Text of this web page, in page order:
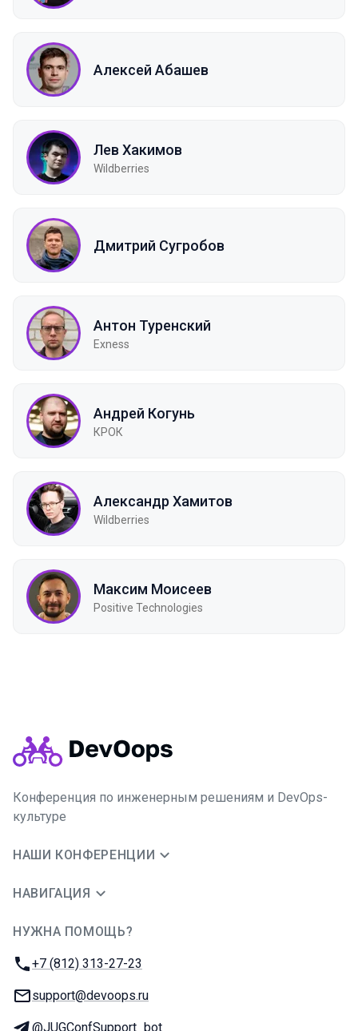
Алексей Абашев
Лев Хакимов
Wildberries
Дмитрий Сугробов
Антон Туренский
Exness
Андрей Когунь
КРОК
Александр Хамитов
Wildberries
Максим Моисеев
Positive Technologies
Конференция по инженерным решениям и DevOps-
культуре
НАШИ КОНФЕРЕНЦИИ
НАВИГАЦИЯ
НУЖНА ПОМОЩЬ?
Телефон:
+7 (812) 313-27-23
E-mail:
support@devoops.ru
Телеграм:
@JUGConfSupport_bot